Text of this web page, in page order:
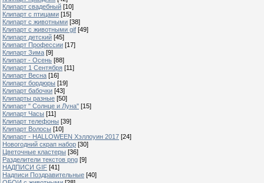
Клипарт свадебный [10]
Клипарт с птицами [15]
Клипарт с животными [38]
Клипарт с животными gif [49]
Клипарт детский [45]
Клипарт Профессии [17]
Клипарт Зима [9]
Клипарт - Осень [88]
Клипарт 1 Сентября [11]
Клипарт Весна [16]
Клипарт бордюры [19]
Клипарт бабочки [43]
Клипарты разные [50]
Клипарт " Солнце и Луна" [15]
Клипарт Часы [11]
Клипарт телефоны [39]
Клипарт Волосы [10]
Клипарт - HALLOWEEN Хэллоуин 2017 [24]
Новогодний скрап набор [30]
Цветочные кластеры [36]
Разделители текстов png [9]
НАДПИСИ GIF [41]
Надписи Поздравительные [40]